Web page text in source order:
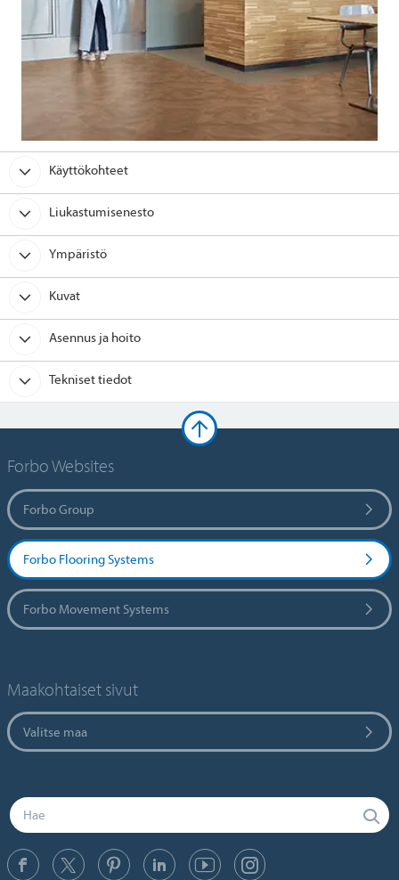
Käyttökohteet
Liukastumisenesto
Ympäristö
Kuvat
Asennus ja hoito
Tekniset tiedot
Forbo Websites
Forbo Group
Forbo Flooring Systems
Forbo Movement Systems
Maakohtaiset sivut
Valitse maa